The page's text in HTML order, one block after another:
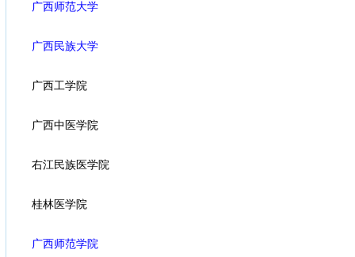
广西师范大学
广西民族大学
广西工学院
广西中医学院
右江民族医学院
桂林医学院
广西师范学院